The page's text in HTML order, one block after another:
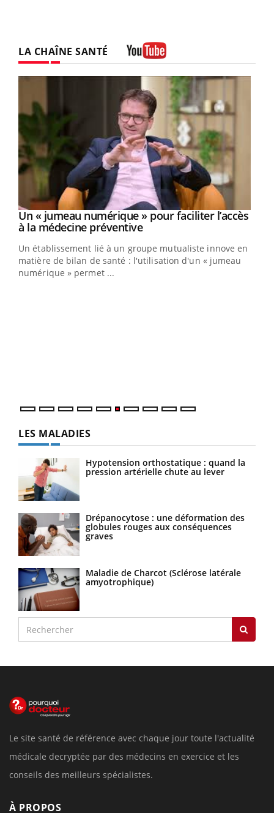
LA CHAÎNE SANTÉ
Youtube
Un « jumeau numérique » pour faciliter l’accès
à la médecine préventiveYoutube
Un établissement lié à un groupe mutualiste innove en
matière de bilan de santé : l'utilisation d'un « jumeau
numérique » permet ...
LES MALADIES
Hypotension orthostatique : quand la
pression artérielle chute au lever
Drépanocytose : une déformation des
globules rouges aux conséquences
graves
Maladie de Charcot (Sclérose latérale
amyotrophique)
Le site santé de référence avec chaque jour toute l'actualité
médicale decryptée par des médecins en exercice et les
conseils des meilleurs spécialistes.
À PROPOS